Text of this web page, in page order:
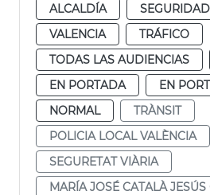
ALCALDÍA
VALENCIA
TRÁFICO
TODAS LAS AUDIENCIAS
EN PORTADA
EN
NORMAL
TRÀNSIT
POLICIA LOCAL VALÈNCIA
SEGURETAT VIÀRIA
MARÍA JOSÉ CATALÀ